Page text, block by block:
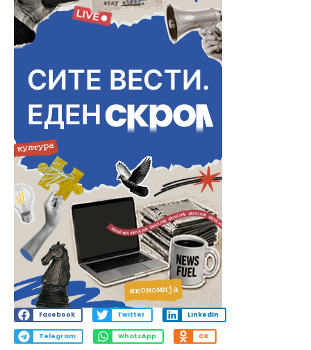
Facebook Twitter LinkedIn
Telegram WhatsApp OK